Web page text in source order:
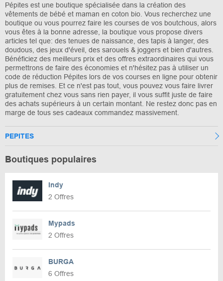
Pépites est une boutique spécialisée dans la création des
vêtements de bébé et maman en coton bio. Vous recherchez une
boutique ou vous pourrez faire les courses de vos boutchous, alors
vous êtes à la bonne adresse, la boutique vous propose divers
articles tel que: des tenues de naissance, des tapis à langer, des
doudous, des jeux d'éveil, des sarouels & joggers et bien d'autres.
Bénéficiez des meilleurs prix et des offres extraordinaires qui vous
permettrons de faire des économies et n'hésitez pas à utiliser un
code de réduction Pépites lors de vos courses en ligne pour obtenir
plus de remises. Et ce n'est pas tout, vous pouvez vous faire livrer
gratuitement chez vous sans rien payer, il vous suffit juste de faire
des achats supérieurs à un certain montant. Ne restez donc pas en
marge de tous ses cadeaux commandez massivement.
PEPITES
Boutiques populaires
Indy
2 Offres
Mypads
2 Offres
BURGA
6 Offres